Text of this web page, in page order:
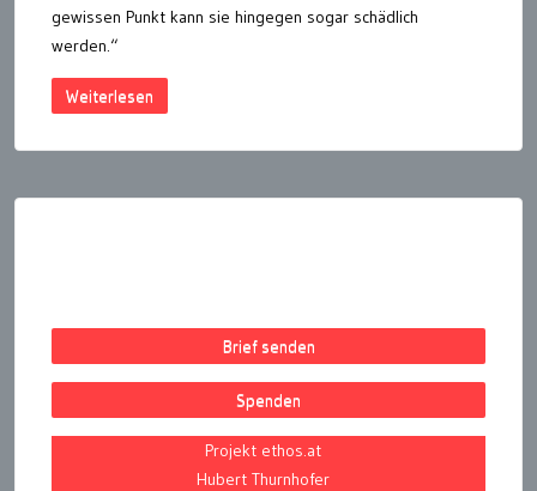
gewissen Punkt kann sie hingegen sogar schädlich
werden.“
Weiterlesen
der
Brief senden
Spenden
Projekt ethos.at
Hubert Thurnhofer